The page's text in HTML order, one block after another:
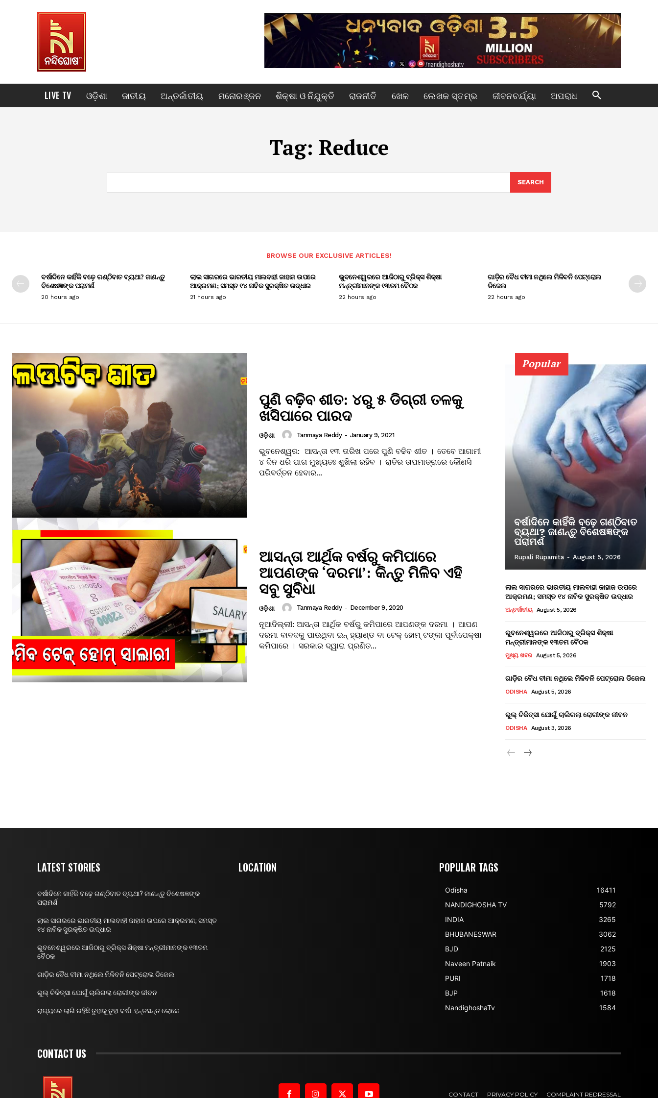
LIVE TV ଓଡ଼ିଶା ଜାତୀୟ ଅନ୍ତର୍ଜାତୀୟ ମନୋରଞ୍ଜନ ଶିକ୍ଷା ଓ ନିଯୁକ୍ତି ରାଜନୀତି ଖେଳ ଲେଖକ ସ୍ତମ୍ଭ ଜୀବନଚର୍ଯ୍ୟା ଅପରାଧ
Tag: Reduce
SEARCH
BROWSE OUR EXCLUSIVE ARTICLES!
ବର୍ଷାଦିନେ କାହିଁକି ବଢ଼େ ଗଣ୍ଠିବାତ ବ୍ୟଥା? ଜାଣନ୍ତୁ
ବିଶେଷଜ୍ଞଙ୍କ ପରାମର୍ଶ
20 hours ago
ଲାଲ ସାଗରରେ ଭାରତୀୟ ମାଲବାହୀ ଜାହାଜ ଉପରେ
ଆକ୍ରମଣ; ସମସ୍ତ ୧୪ ନାବିକ ସୁରକ୍ଷିତ ଉଦ୍ଧାର
21 hours ago
ଭୁବନେଶ୍ୱରରେ ଆଜିଠାରୁ ବ୍ରିକ୍ସ ଶିକ୍ଷା
ମନ୍ତ୍ରୀମାନଙ୍କ ୧୩ତମ ବୈଠକ
22 hours ago
ଗାଡ଼ିର ବୈଧ ବୀମା ନଥିଲେ ମିଳିବନି ପେଟ୍ରୋଲ
ଡିଜେଲ
22 hours ago
ପୁଣି ବଢ଼ିବ ଶୀତ: ୪ରୁ ୫ ଡିଗ୍ରୀ ତଳକୁ
ଖସିପାରେ ପାରଦ
ଓଡ଼ିଶା Tanmaya Reddy - January 9, 2021
ଭୁବନେଶ୍ୱର: ଆସନ୍ତା ୧୩ ତାରିଖ ପରେ ପୁଣି ବଢିବ ଶୀତ । ତେବେ ଆଗାମୀ
୪ ଦିନ ଧରି ପାଗ ମୁଖ୍ୟତଃ ଶୁଖିଲା ରହିବ । ରାତିର ତାପମାତ୍ରାରେ କୌଣସି
ପରିବର୍ତ୍ତନ ହେବାର...
ଆସନ୍ତା ଆର୍ଥିକ ବର୍ଷରୁ କମିପାରେ
ଆପଣଙ୍କ ‘ଦରମା’: କିନ୍ତୁ ମିଳିବ ଏହି
ସବୁ ସୁବିଧା
ଓଡ଼ିଶା Tanmaya Reddy - December 9, 2020
ନୂଆଦିଲ୍ଲୀ: ଆସନ୍ତା ଆର୍ଥିକ ବର୍ଷରୁ କମିପାରେ ଆପଣଙ୍କ ଦରମା । ଆପଣ
ଦରମା ବାବଦକୁ ପାଉଥିବା ଇନ୍ ହ୍ୟାଣ୍ଡ ବା ଟେକ୍ ହୋମ୍ ଟଙ୍କା ପୂର୍ବାପେକ୍ଷା
କମିପାରେ । ସରକାର ଦ୍ୱାରା ପ୍ରଣିତ...
Popular
ବର୍ଷାଦିନେ କାହିଁକି ବଢ଼େ ଗଣ୍ଠିବାତ
ବ୍ୟଥା? ଜାଣନ୍ତୁ ବିଶେଷଜ୍ଞଙ୍କ
ପରାମର୍ଶ
Rupali Rupamita - August 5, 2026
ଲାଲ ସାଗରରେ ଭାରତୀୟ ମାଲବାହୀ ଜାହାଜ ଉପରେ
ଆକ୍ରମଣ; ସମସ୍ତ ୧୪ ନାବିକ ସୁରକ୍ଷିତ ଉଦ୍ଧାର
ଅନ୍ତର୍ଜାତୀୟ August 5, 2026
ଭୁବନେଶ୍ୱରରେ ଆଜିଠାରୁ ବ୍ରିକ୍ସ ଶିକ୍ଷା
ମନ୍ତ୍ରୀମାନଙ୍କ ୧୩ତମ ବୈଠକ
ମୁଖ୍ୟ ଖବର August 5, 2026
ଗାଡ଼ିର ବୈଧ ବୀମା ନଥିଲେ ମିଳିବନି ପେଟ୍ରୋଲ ଡିଜେଲ
ODISHA August 5, 2026
ଭୁଲ୍ ଚିକିତ୍ସା ଯୋଗୁଁ ଚାଲିଗଲା ରୋଗୀଙ୍କ ଜୀବନ
ODISHA August 3, 2026
LATEST STORIES
ବର୍ଷାଦିନେ କାହିଁକି ବଢ଼େ ଗଣ୍ଠିବାତ ବ୍ୟଥା? ଜାଣନ୍ତୁ ବିଶେଷଜ୍ଞଙ୍କ
ପରାମର୍ଶ
ଲାଲ ସାଗରରେ ଭାରତୀୟ ମାଲବାହୀ ଜାହାଜ ଉପରେ ଆକ୍ରମଣ; ସମସ୍ତ
୧୪ ନାବିକ ସୁରକ୍ଷିତ ଉଦ୍ଧାର
ଭୁବନେଶ୍ୱରରେ ଆଜିଠାରୁ ବ୍ରିକ୍ସ ଶିକ୍ଷା ମନ୍ତ୍ରୀମାନଙ୍କ ୧୩ତମ
ବୈଠକ
ଗାଡ଼ିର ବୈଧ ବୀମା ନଥିଲେ ମିଳିବନି ପେଟ୍ରୋଲ ଡିଜେଲ
ଭୁଲ୍ ଚିକିତ୍ସା ଯୋଗୁଁ ଚାଲିଗଲା ରୋଗୀଙ୍କ ଜୀବନ
ରାଜ୍ୟରେ ଲାଗି ରହିଛି ତୁହାକୁ ତୁହା ବର୍ଷା..ହନ୍ତସନ୍ତ ଲୋକେ
LOCATION POPULAR TAGS
Odisha
16411
NANDIGHOSHA TV
5792
INDIA
3265
BHUBANESWAR
3062
BJD
2125
Naveen Patnaik
1903
PURI
1718
BJP
1618
NandighoshaTv
1584
CONTACT US
CONTACT PRIVACY POLICY COMPLAINT REDRESSAL